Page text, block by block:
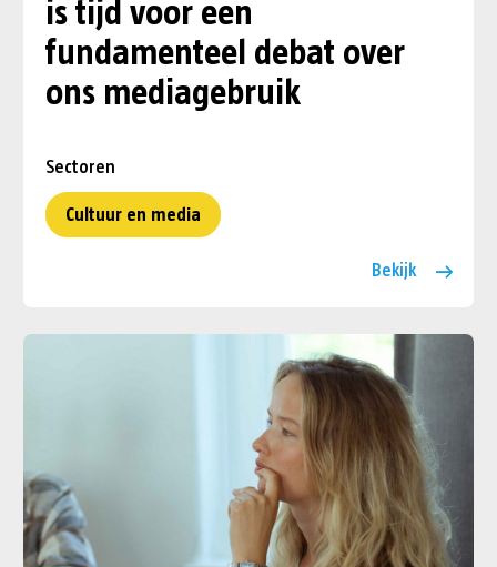
is tijd voor een
fundamenteel debat over
ons mediagebruik
Sectoren
Cultuur en media
Bekijk